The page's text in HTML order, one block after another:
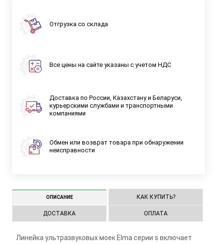
Отгрузка со склада
Все цены на сайте указаны с учетом НДС
Доставка по России, Казахстану и Беларуси,
курьерскими службами и транспортными
компаниями
Обмен или возврат товара при обнаружении
неисправности
ОПИСАНИЕ КАК КУПИТЬ?
ДОСТАВКА ОПЛАТА
Линейка ультразвуковых моек Elma серии s включает